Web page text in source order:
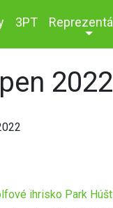
3PT
2022
ihrisko Park